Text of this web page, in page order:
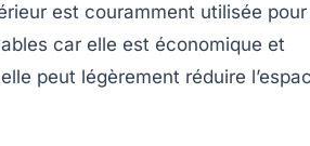
est couramment utilisée
car elle est économique et
peut légèrement réduire